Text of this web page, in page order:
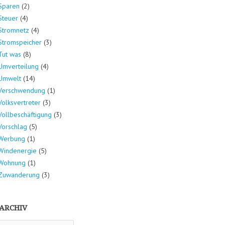
(2)
(4)
(4)
(3)
was (8)
(4)
(14)
(1)
(3)
(3)
(5)
(1)
(5)
(1)
(3)